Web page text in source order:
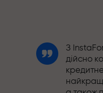
З
дійсно